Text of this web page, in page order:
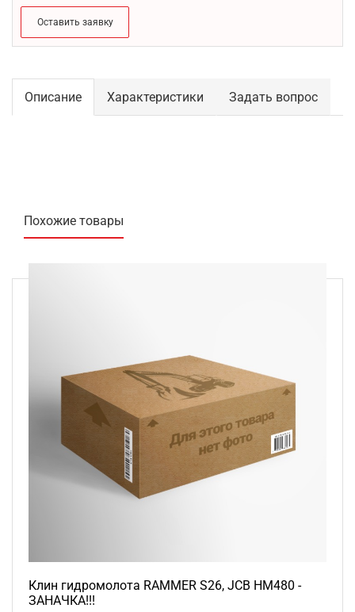
Оставить заявку
Описание Характеристики Задать вопрос
Похожие товары
Клин гидромолота RAMMER S26, JCB HM480 -
ЗАНАЧКА!!!